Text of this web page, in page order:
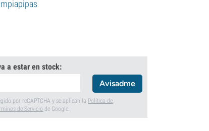
a estar en stock:
Avisadme
por reCAPTCHA y se aplican la Política de
de Servicio de Google.